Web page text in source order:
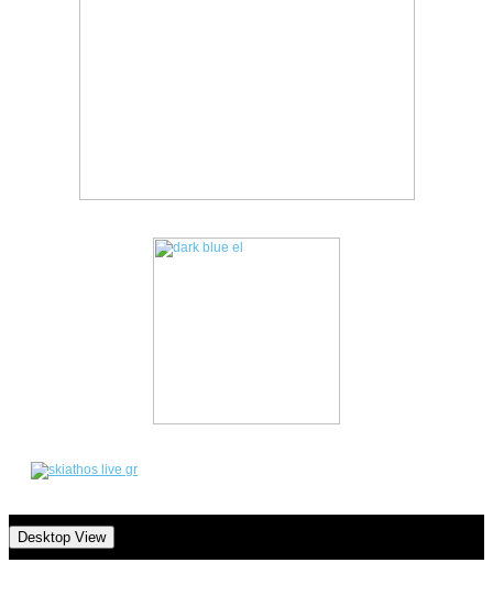
Desktop View